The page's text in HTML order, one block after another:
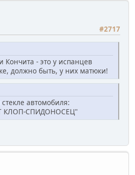
#2717
Кончита - это у испанцев
должно быть, у них матюки!
автомобиля:
КЛОП-СПИДОНОСЕЦ"